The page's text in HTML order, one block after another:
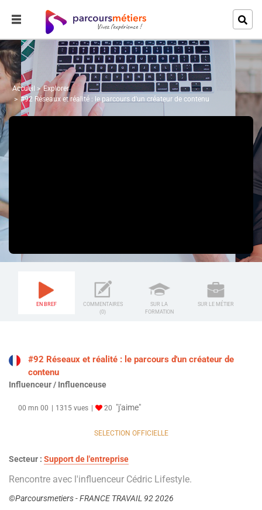
Accueil
Explorer
#92 Réseaux et réalité : le parcours d'un créateur de contenu
EN BREF
COMMENTAIRES
(0)
SUR LA
FORMATION
SUR LE MÉTIER
#92 Réseaux et réalité : le parcours d'un créateur de
contenu
Influenceur / Influenceuse
00 mn 00 1315 vues 20 "j'aime"
SELECTION OFFICIELLE
Secteur : Support de l'entreprise
Rencontre avec l'influenceur Cédric Lifestyle.
©Parcoursmetiers - FRANCE TRAVAIL 92 2026